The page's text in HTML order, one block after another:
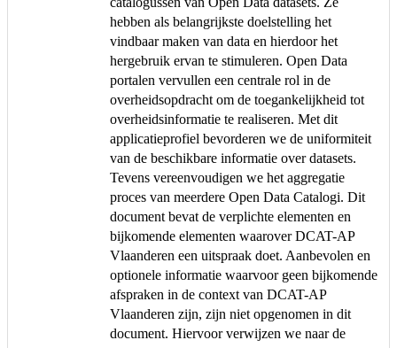
hebben als belangrijkste doelstelling het
vindbaar maken van data en hierdoor het
hergebruik ervan te stimuleren. Open Data
portalen vervullen een centrale rol in de
overheidsopdracht om de toegankelijkheid tot
overheidsinformatie te realiseren. Met dit
applicatieprofiel bevorderen we de uniformiteit
van de beschikbare informatie over datasets.
Tevens vereenvoudigen we het aggregatie
proces van meerdere Open Data Catalogi. Dit
document bevat de verplichte elementen en
bijkomende elementen waarover DCAT-AP
Vlaanderen een uitspraak doet. Aanbevolen en
optionele informatie waarvoor geen bijkomende
afspraken in de context van DCAT-AP
Vlaanderen zijn, zijn niet opgenomen in dit
document. Hiervoor verwijzen we naar de